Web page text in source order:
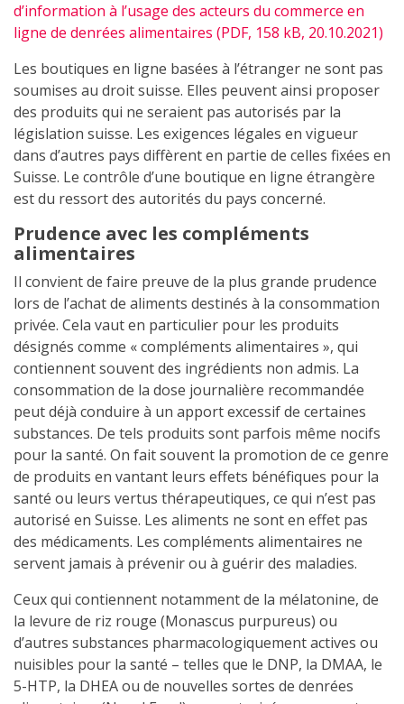
d’information à l’usage des acteurs du commerce en
ligne de denrées alimentaires (PDF, 158 kB, 20.10.2021)
Les boutiques en ligne basées à l’étranger ne sont pas
soumises au droit suisse. Elles peuvent ainsi proposer
des produits qui ne seraient pas autorisés par la
législation suisse. Les exigences légales en vigueur
dans d’autres pays diffèrent en partie de celles fixées en
Suisse. Le contrôle d’une boutique en ligne étrangère
est du ressort des autorités du pays concerné.
Prudence avec les compléments
alimentaires
Il convient de faire preuve de la plus grande prudence
lors de l’achat de aliments destinés à la consommation
privée. Cela vaut en particulier pour les produits
désignés comme « compléments alimentaires », qui
contiennent souvent des ingrédients non admis. La
consommation de la dose journalière recommandée
peut déjà conduire à un apport excessif de certaines
substances. De tels produits sont parfois même nocifs
pour la santé. On fait souvent la promotion de ce genre
de produits en vantant leurs effets bénéfiques pour la
santé ou leurs vertus thérapeutiques, ce qui n’est pas
autorisé en Suisse. Les aliments ne sont en effet pas
des médicaments. Les compléments alimentaires ne
servent jamais à prévenir ou à guérir des maladies.
Ceux qui contiennent notamment de la mélatonine, de
la levure de riz rouge (Monascus purpureus) ou
d’autres substances pharmacologiquement actives ou
nuisibles pour la santé – telles que le DNP, la DMAA, le
5-HTP, la DHEA ou de nouvelles sortes de denrées